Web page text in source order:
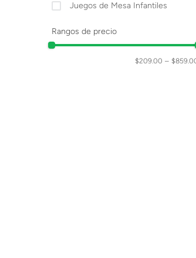
Vehículos y Pistas
Juegos de Mesa Infantiles
Rangos de precio
$209.00 –